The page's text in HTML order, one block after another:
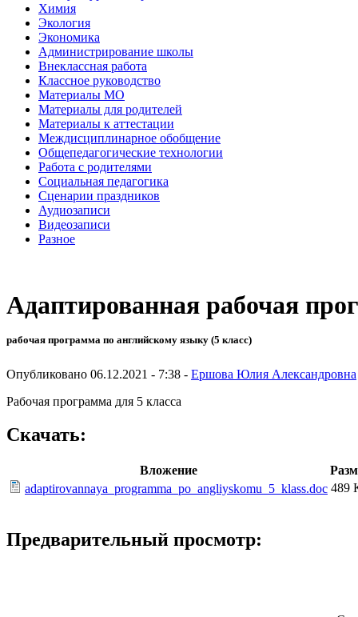
Химия
Экология
Экономика
Администрирование школы
Внеклассная работа
Классное руководство
Материалы МО
Материалы для родителей
Материалы к аттестации
Междисциплинарное обобщение
Общепедагогические технологии
Работа с родителями
Социальная педагогика
Сценарии праздников
Аудиозаписи
Видеозаписи
Разное
Адаптированная рабочая
рабочая программа по английскому языку (5 класс)
Опубликовано 06.12.2021 - 7:38 - Ершова Юлия Александровна
Рабочая программа для 5 класса
Скачать:
Вложение
adaptirovannaya_programma_po_angliyskomu_5_klass.doc 489
Предварительный просмотр: